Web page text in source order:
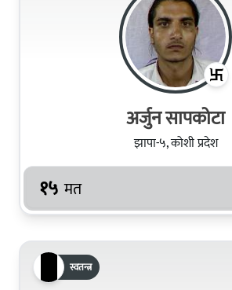
अर्जुन सापकोटा
झापा-५, कोशी प्रदेश
१५ मत
स्वतन्त्र